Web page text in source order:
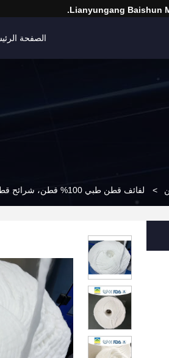
Lianyungang Baishun
الصفحة
> لفائف قطن طبي 100% قطن، شرائح قطن، قطن ماص، خيوط قطن، لفائف قطن للاستخدام الطبي والتجميلي، قطن طبي، قطن جراحي، لفائف قطن